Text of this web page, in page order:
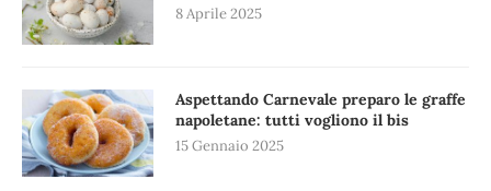
8 Aprile 2025
Aspettando Carnevale preparo le graffe
napoletane: tutti vogliono il bis
15 Gennaio 2025